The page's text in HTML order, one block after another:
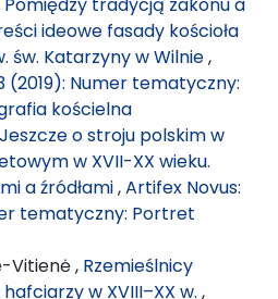
ideowe fasady kościoła
św. Katarzyny w Wilnie,
(2019): Numer tematyczny:
kościelna
Jeszcze o stroju polskim w
w XVII-XX wieku.
a źródłami,Artifex Novus:
tematyczny: Portret
Vitienė , Rzemieślnicy
w XVIII–XX w. ,